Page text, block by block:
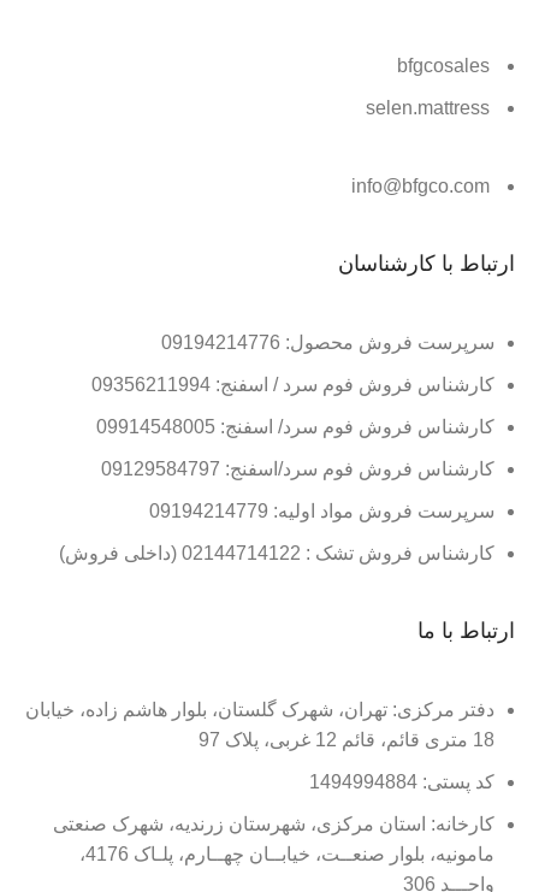
bfgcosales
selen.mattress
info@bfgco.com
ارتباط با کارشناسان
سرپرست فروش محصول: 09194214776
کارشناس فروش فوم سرد / اسفنج: 09356211994
کارشناس فروش فوم سرد/ اسفنج: 09914548005
کارشناس فروش فوم سرد/اسفنج: 09129584797
سرپرست فروش مواد اولیه: 09194214779
کارشناس فروش تشک : 02144714122 (داخلی فروش)
ارتباط با ما
دفتر مرکزی: تهران، شهرک گلستان، بلوار هاشم زاده، خیابان
18 متری قائم، قائم 12 غربی، پلاک 97
کد پستی: 1494994884
کارخانه: استان مرکزی، شهرستان زرندیه، شهرک صنعتی
مامونیه، بلوار صنعــت، خیابــان چهــارم، پلـاک 4176،
واحـــد 306